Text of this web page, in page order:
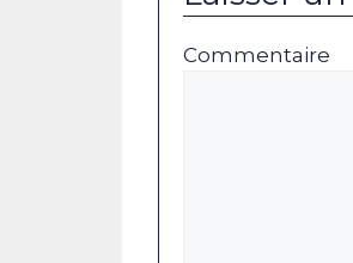
Commentaire